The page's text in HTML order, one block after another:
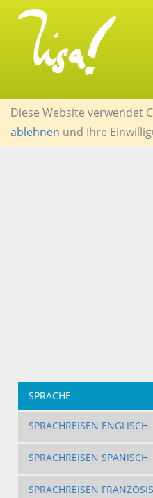
Diese Website verwendet
ablehnen und Ihre
SPRACHE
SPRACHREISEN ENGLISCH
SPRACHREISEN SPANISCH
SPRACHREISEN